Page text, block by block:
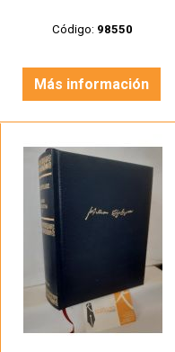
Código: 98550
Más información